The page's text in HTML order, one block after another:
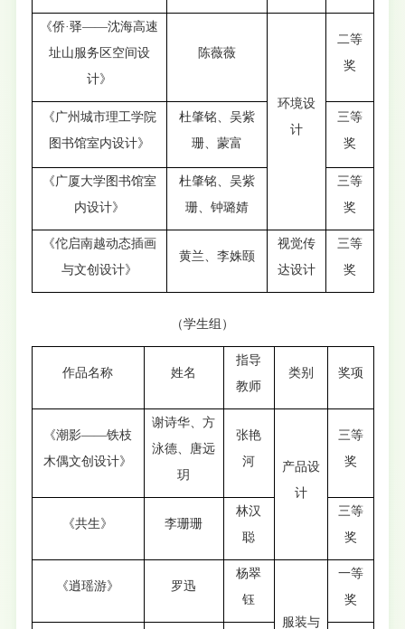
《侨·驿——沈海高速
址山服务区空间设
计》
陈薇薇
环境设
计
二等
奖
《广州城市理工学院
图书馆室内设计》
杜肇铭、吴紫
珊、蒙富
三等
奖
《广厦大学图书馆室
内设计》
杜肇铭、吴紫
珊、钟璐婧
三等
奖
《佗启南越动态插画
与文创设计》
黄兰、李姝颐
视觉传
达设计
三等
奖
（学生组）
作品名称 姓名
指导
教师
类别 奖项
《潮影——铁枝
木偶文创设计》
谢诗华、方
泳德、唐远
玥
张艳
河
产品设
计
三等
奖
《共生》 李珊珊
林汉
聪
三等
奖
《逍瑶游》 罗迅
杨翠
钰
服装与
一等
奖